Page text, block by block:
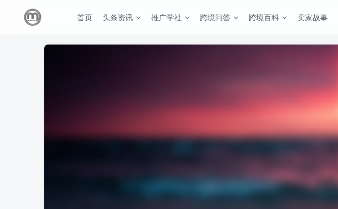
首页 头条资讯 推广学社 跨境问答 跨境百科 卖家故事